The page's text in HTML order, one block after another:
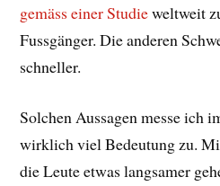
gemäss einer Studieweltweit
Fussgänger. Die anderen
schneller.
Solchen Aussagen messe ich
wirklich viel Bedeutung zu.
die Leute etwas langsamer